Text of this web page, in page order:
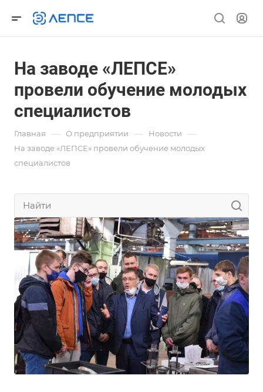
На заводе «ЛЕПСЕ»
провели обучение молодых
специалистов
Главная — О предприятии — Новости —
На заводе «ЛЕПСЕ» провели обучение молодых
специалистов